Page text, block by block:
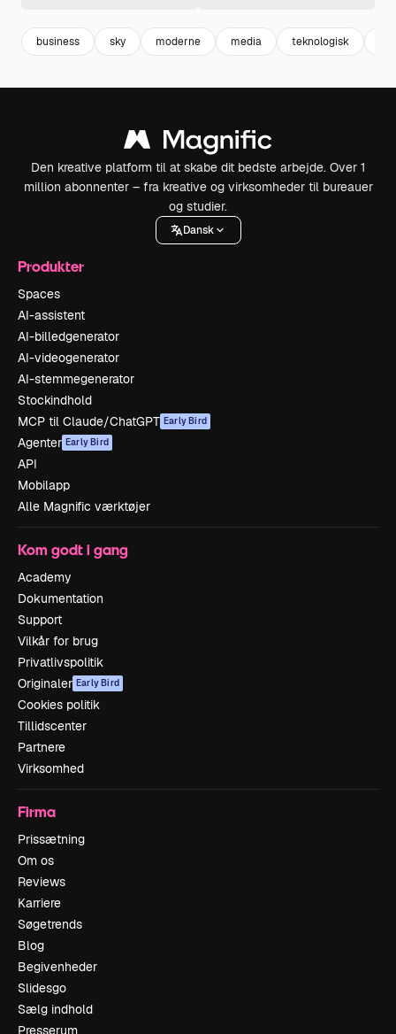
business sky moderne media teknologisk
Den kreative platform til at skabe dit bedste arbejde. Over 1
million abonnenter – fra kreative og virksomheder til bureauer
og studier.
Dansk
Produkter
Spaces
AI-assistent
AI-billedgenerator
AI-videogenerator
AI-stemmegenerator
Stockindhold
MCP til Claude/ChatGPT Early Bird
Agenter Early Bird
API
Mobilapp
Alle Magnific værktøjer
Kom godt i gang
Academy
Dokumentation
Support
Vilkår for brug
Privatlivspolitik
Originaler Early Bird
Cookies politik
Tillidscenter
Partnere
Virksomhed
Firma
Prissætning
Om os
Reviews
Karriere
Søgetrends
Blog
Begivenheder
Slidesgo
Sælg indhold
Presserum